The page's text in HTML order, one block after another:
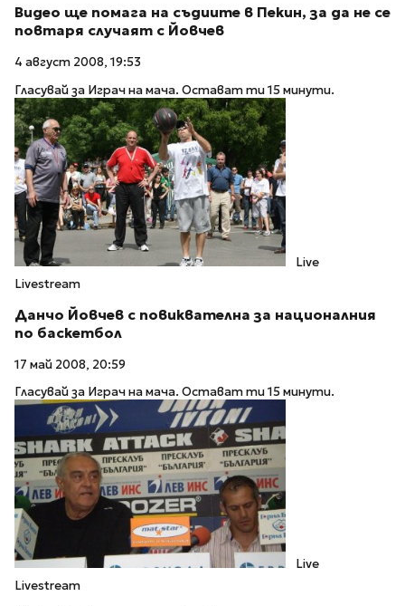
Видео ще помага на съдиите в Пекин, за да не се
повтаря случаят с Йовчев
4 август 2008, 19:53
Гласувай за Играч на мача. Остават ти 15 минути.
Live
Livestream
Данчо Йовчев с повиквателна за националния
по баскетбол
17 май 2008, 20:59
Гласувай за Играч на мача. Остават ти 15 минути.
Live
Livestream